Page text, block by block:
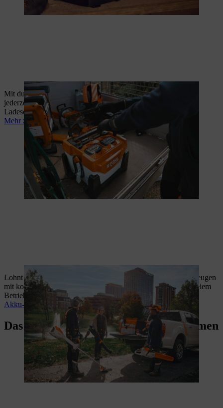
Mit durchdachtem Lademanagement bleibt Ihre Akku-Flotte
jederzeit einsatzbereit. STIHL bietet dafür Ladegeräte,
Ladeschränke und mobile Ladelösungen für jeden Einsatz.
Mehr zum Lademanagement
Lohnt sich der Umstieg auf Akku? STIHL Profi-Geräte überzeugen
mit konstanter Leistung, geringem Gewicht und lokal abgasfreiem
Betrieb auch bei anspruchsvollen Einsätzen.
Akku-Vorteile entdecken
Das sagen Profis zu STIHL Akkusystemen